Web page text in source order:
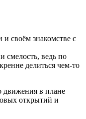
и своём знакомстве с
смелость, ведь по
делиться чем-то
движения в плане
открытий и